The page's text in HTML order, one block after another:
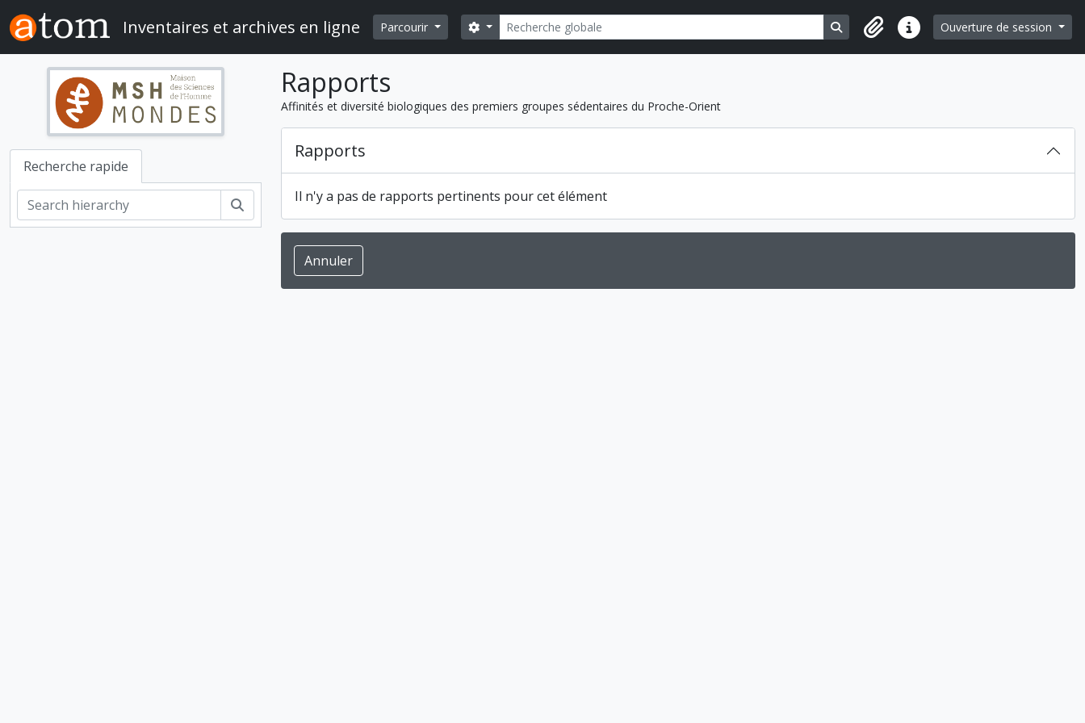
Skip to main content
Inventaires et archives en ligne Parcourir Rechercher
Search options Search in browse page
Liens rapidesOuverture de session
Recherche rapide
Rechercher
Rapports
Affinités et diversité biologiques des premiers groupes sédentaires du Proche-Orient
Rapports
Il n'y a pas de rapports pertinents pour cet élément
Annuler